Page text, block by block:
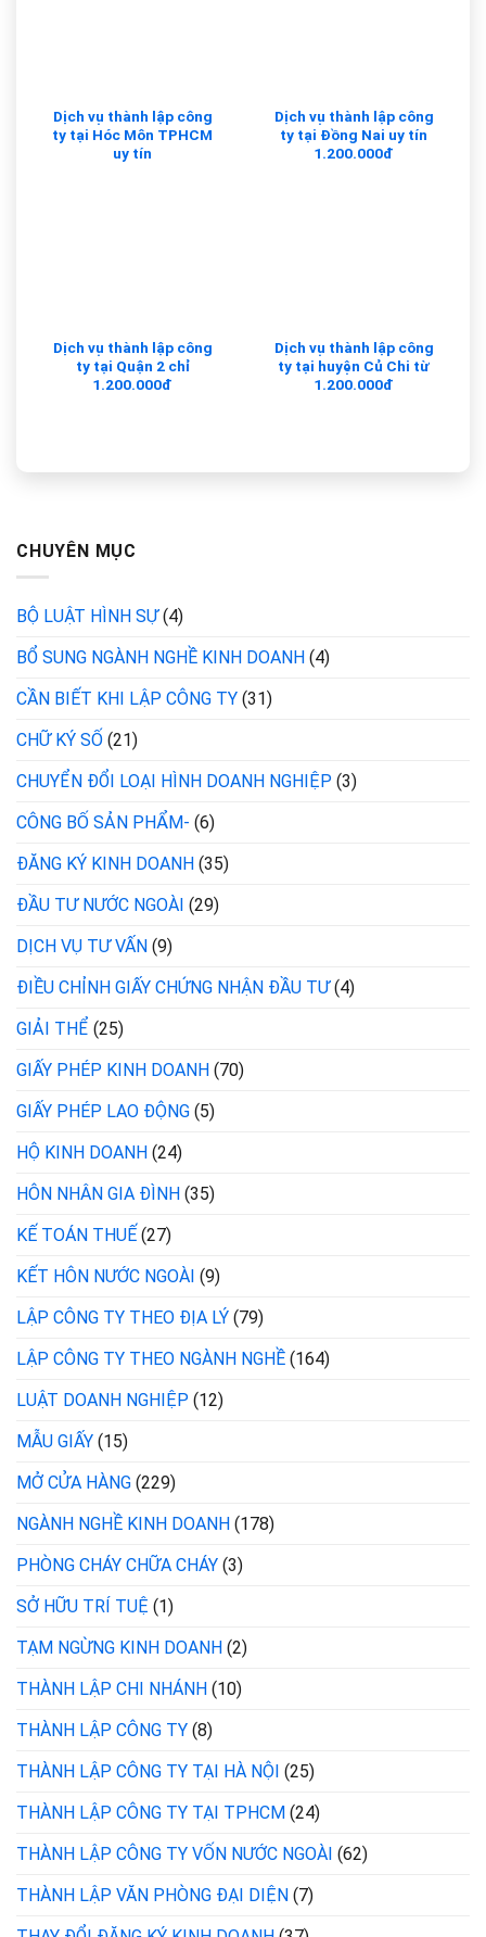
Dịch vụ thành lập công
ty tại Hóc Môn TPHCM
uy tín
Dịch vụ thành lập công
ty tại Đồng Nai uy tín
1.200.000đ
Dịch vụ thành lập công
ty tại Quận 2 chỉ
1.200.000đ
Dịch vụ thành lập công
ty tại huyện Củ Chi từ
1.200.000đ
CHUYÊN MỤC
BỘ LUẬT HÌNH SỰ(4)
BỔ SUNG NGÀNH NGHỀ KINH DOANH (4)
CẦN BIẾT KHI LẬP CÔNG TY (31)
CHỮ KÝ SỐ (21)
CHUYỂN ĐỔI LOẠI HÌNH DOANH NGHIỆP (3)
CÔNG BỐ SẢN PHẨM- (6)
ĐĂNG KÝ KINH DOANH (35)
ĐẦU TƯ NƯỚC NGOÀI (29)
DỊCH VỤ TƯ VẤN (9)
ĐIỀU CHỈNH GIẤY CHỨNG NHẬN ĐẦU TƯ(4)
GIẢI THỂ (25)
GIẤY PHÉP KINH DOANH (70)
GIẤY PHÉP LAO ĐỘNG (5)
HỘ KINH DOANH (24)
HÔN NHÂN GIA ĐÌNH (35)
KẾ TOÁN THUẾ (27)
KẾT HÔN NƯỚC NGOÀI (9)
LẬP CÔNG TY THEO ĐỊA LÝ (79)
LẬP CÔNG TY THEO NGÀNH NGHỀ (164)
LUẬT DOANH NGHIỆP (12)
MẪU GIẤY (15)
MỞ CỬA HÀNG (229)
NGÀNH NGHỀ KINH DOANH (178)
PHÒNG CHÁY CHỮA CHÁY (3)
SỞ HỮU TRÍ TUỆ (1)
TẠM NGỪNG KINH DOANH (2)
THÀNH LẬP CHI NHÁNH (10)
THÀNH LẬP CÔNG TY (8)
THÀNH LẬP CÔNG TY TẠI HÀ NỘI (25)
THÀNH LẬP CÔNG TY TẠI TPHCM (24)
THÀNH LẬP CÔNG TY VỐN NƯỚC NGOÀI (62)
THÀNH LẬP VĂN PHÒNG ĐẠI DIỆN (7)